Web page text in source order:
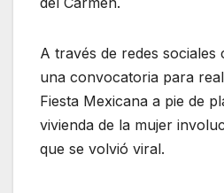
A través de redes
una convocatoria para
Fiesta Mexicana a pie de
vivienda de la mujer
que se volvió viral.